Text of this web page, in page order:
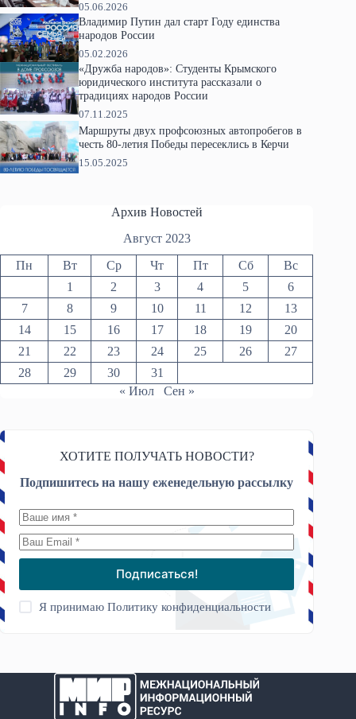
05.06.2026
Владимир Путин дал старт Году единства
народов России
05.02.2026
«Дружба народов»: Студенты Крымского
юридического института рассказали о
традициях народов России
07.11.2025
Маршруты двух профсоюзных автопробегов в
честь 80-летия Победы пересеклись в Керчи
15.05.2025
Архив Новостей
Август 2023
Пн Вт Ср Чт Пт Сб
Вс
1
2 3 4 5
6
7
8 9 10 11 12
13
14
15 16 17 18 19
20
21
22 23 24 25 26
27
28
29 30
31
« Июл
Сен »
ХОТИТЕ ПОЛУЧАТЬ НОВОСТИ?
Подпишитесь на нашу еженедельную рассылку
Подписаться!
Я принимаюПолитику конфиденциальности